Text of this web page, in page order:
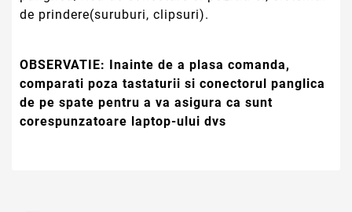
de prindere(suruburi, clipsuri).
OBSERVATIE: Inainte de a plasa comanda,
comparati poza tastaturii si conectorul panglica
de pe spate pentru a va asigura ca sunt
corespunzatoare laptop-ului dvs